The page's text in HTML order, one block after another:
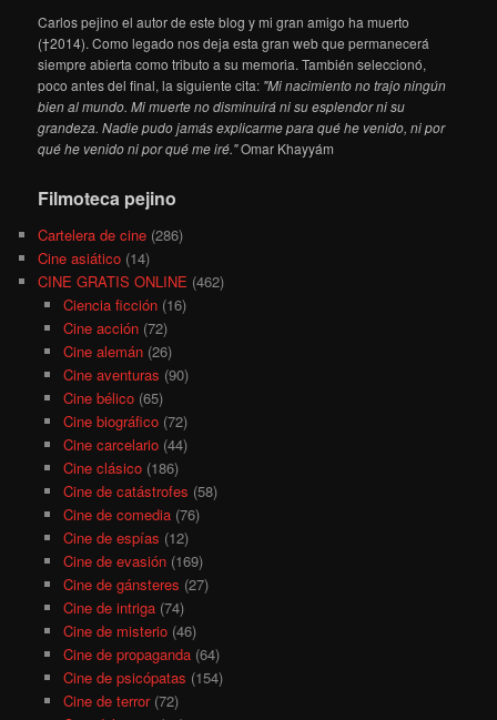
Carlos pejino el autor de este blog y mi gran amigo ha muerto
(†2014). Como legado nos deja esta gran web que permanecerá
siempre abierta como tributo a su memoria. También seleccionó,
poco antes del final, la siguiente cita: "Mi nacimiento no trajo ningún
bien al mundo. Mi muerte no disminuirá ni su esplendor ni su
grandeza. Nadie pudo jamás explicarme para qué he venido, ni por
qué he venido ni por qué me iré."Omar Khayyám
Filmoteca pejino
Cartelera de cine (286)
Cine asiático (14)
CINE GRATIS ONLINE (462)
Ciencia ficción(16)
Cine acción(72)
Cine alemán(26)
Cine aventuras (90)
Cine bélico(65)
Cine biográfico(72)
Cine carcelario(44)
Cine clásico(186)
Cine de catástrofes (58)
Cine de comedia(76)
Cine de espías (12)
Cine de evasión(169)
Cine de gánsteres (27)
Cine de intriga(74)
Cine de misterio(46)
Cine de propaganda(64)
Cine de psicópatas (154)
Cine de terror(72)